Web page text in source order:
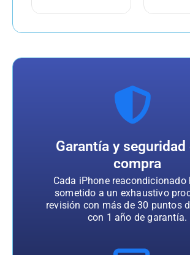
Garantía y seguridad
compra
Cada iPhone reacondicionado
sometido a un exhaustivo
revisión con más de 30 puntos
con 1 año de garantía.